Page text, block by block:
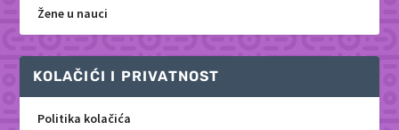
Žene u nauci
KOLAČIĆI I PRIVATNOST
Politika kolačića